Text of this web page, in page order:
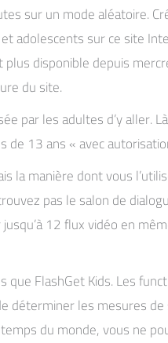
sur un mode aléatoire.
adolescents sur ce site
disponible depuis
du site.
par les adultes d’y aller.
de 13 ans « avec
manière dont vous
pas le salon de
12 flux vidéo en
FlashGet Kids. Les
déterminer les mesures
du monde, vous ne